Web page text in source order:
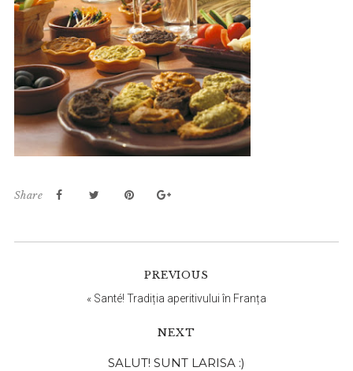
Share
PREVIOUS
« Santé! Tradiția aperitivului în Franța
NEXT
SALUT! SUNT LARISA :)